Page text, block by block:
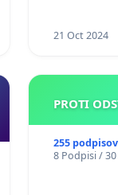
21 Oct 2024
PROTI
255 podpisov
8 Podpisi /